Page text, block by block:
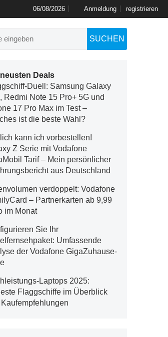
06/08/2026 Anmeldung registrieren
SUCHEN
neusten Deals
Duell: Samsung Galaxy
Redmi Note 15 Pro+ 5G und
17 Pro Max im Test –
ist die beste Wahl?
kann ich vorbestellen!
Z Serie mit Vodafone
Tarif – Mein persönlicher
aus Deutschland
verdoppelt: Vodafone
– Partnerkarten ab 9,99
im Monat
Sie Ihr
Umfassende
der Vodafone GigaZuhause-
Laptops 2025:
Flaggschiffe im Überblick